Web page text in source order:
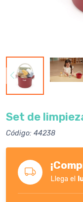
Set de
Código: 44238
Llega el